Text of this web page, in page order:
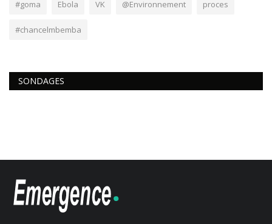
#goma Ebola VK @Environnement proces
#chancelmbemba
SONDAGES